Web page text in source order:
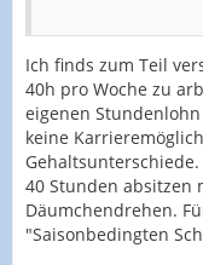
Ich finds zum Teil
40h pro Woche zu
eigenen
keine
40 Stunden absitzen
Däumchendrehen.
"Saisonbedingten